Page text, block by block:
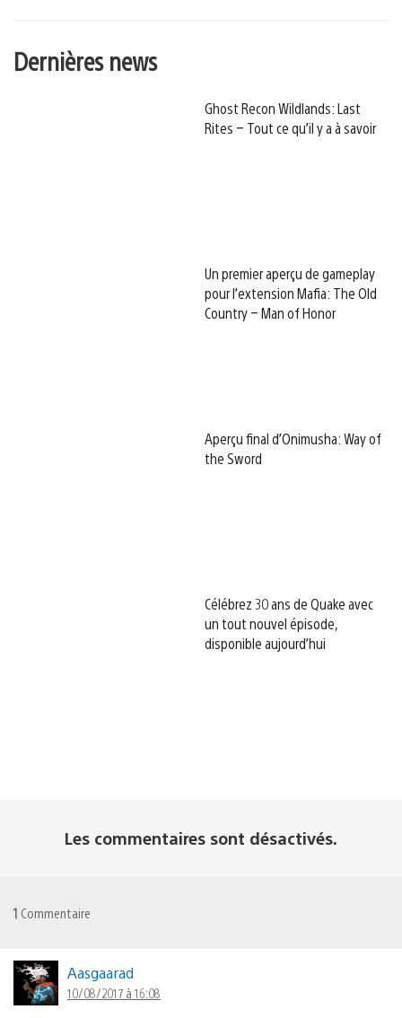
Dernières news
Ghost Recon Wildlands: Last
Rites – Tout ce qu’il y a à savoir
Un premier aperçu de gameplay
pour l’extension Mafia: The Old
Country – Man of Honor
Aperçu final d’Onimusha: Way of
the Sword
Célébrez 30 ans de Quake avec
un tout nouvel épisode,
disponible aujourd’hui
Les commentaires sont désactivés.
1 Commentaire
Aasgaarad
10/08/2017 à 16:08